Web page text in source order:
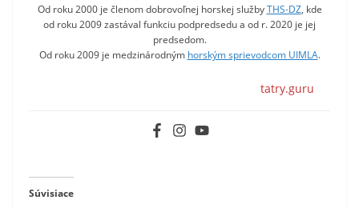
Od roku 2000 je členom dobrovoľnej horskej službyTHS-DZ, kde
od roku 2009 zastával funkciu podpredsedu a od r. 2020 je jej
predsedom.
Od roku 2009 je medzinárodným horským sprievodcom UIMLA.
tatry.guru
Súvisiace